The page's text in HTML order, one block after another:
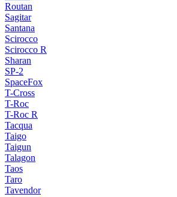
Routan
Sagitar
Santana
Scirocco
Scirocco R
Sharan
SP-2
SpaceFox
T-Cross
T-Roc
T-Roc R
Tacqua
Taigo
Taigun
Talagon
Taos
Taro
Tavendor